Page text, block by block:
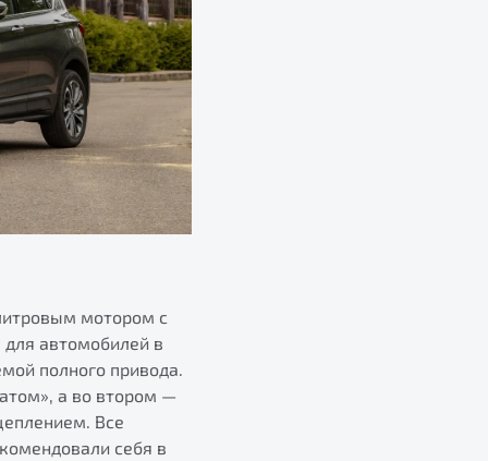
мотором с
автомобилей в
полного привода.
а во втором —
Все
себя в